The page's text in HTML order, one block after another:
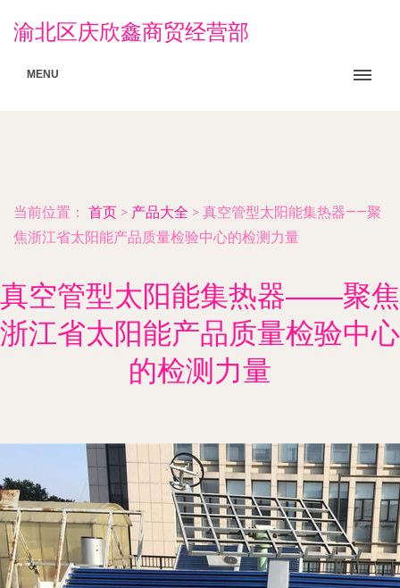
渝北区庆欣鑫商贸经营部
MENU
当前位置： 首页 > 产品大全 > 真空管型太阳能集热器——聚
焦浙江省太阳能产品质量检验中心的检测力量
真空管型太阳能集热器——聚焦
浙江省太阳能产品质量检验中心
的检测力量